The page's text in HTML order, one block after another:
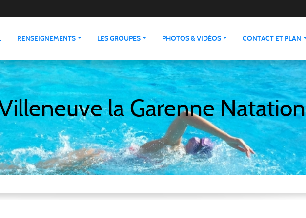
RENSEIGNEMENTS LES GROUPES PHOTOS & VIDÉOS CONTACT ET PLAN
la Garenne Natation